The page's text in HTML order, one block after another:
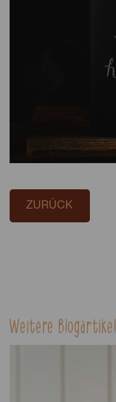
ZURÜCK
Weitere Blogartikel